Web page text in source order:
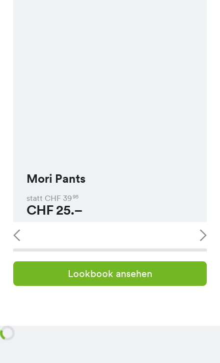
Mori Pants
statt CHF 3995
CHF25.–
Lookbook ansehen